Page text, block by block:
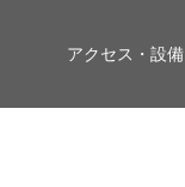
アクセス・設備